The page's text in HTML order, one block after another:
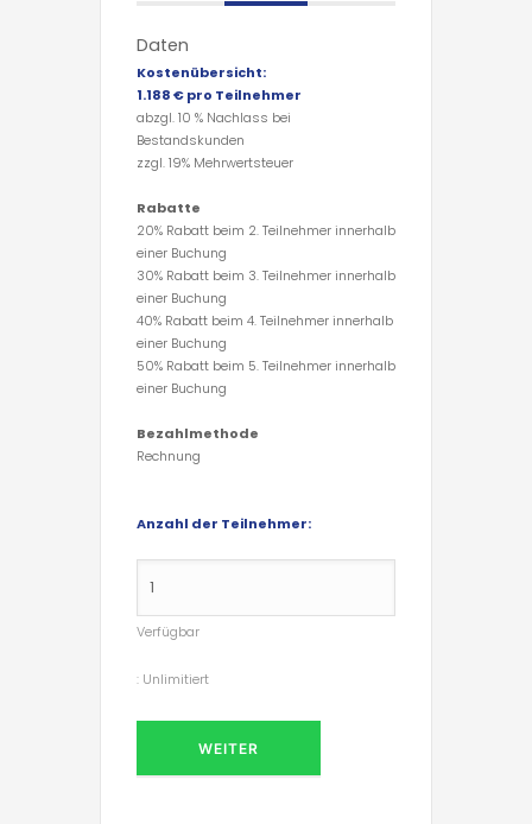
Daten
Kostenübersicht:
1.188 € pro Teilnehmer
abzgl. 10 % Nachlass bei
Bestandskunden
zzgl. 19% Mehrwertsteuer
Rabatte
20% Rabatt beim 2. Teilnehmer innerhalb
einer Buchung
30% Rabatt beim 3. Teilnehmer innerhalb
einer Buchung
40% Rabatt beim 4. Teilnehmer innerhalb
einer Buchung
50% Rabatt beim 5. Teilnehmer innerhalb
einer Buchung
Bezahlmethode
Rechnung
Anzahl der Teilnehmer:
Verfügbar
: Unlimitiert
WEITER